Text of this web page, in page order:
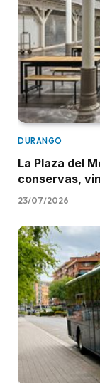
DURANGO
La Plaza del
conservas,
23/07/2026